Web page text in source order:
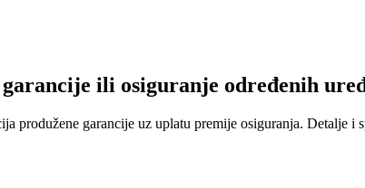
ili osiguranje određenih
produžene garancije uz uplatu premije osiguranja. Detalje